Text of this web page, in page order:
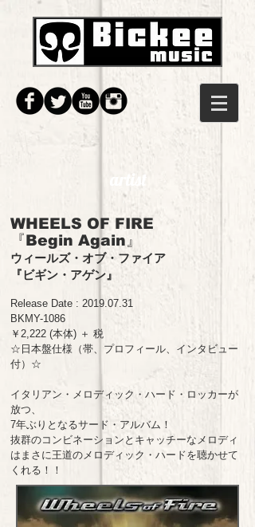
artist
WHEELS OF FIRE
『Begin Again』
ウィールズ・オブ・ファイア
『ビギン・アゲン 』
Release Date : 2019.07.31
BKMY-1086
￥2,222 (本体) ＋ 税
☆日本盤仕様（帯、プロフィール、インタビュー
付）☆
イタリアン・メロディック・ハード・ロッカーが
放つ、
7年ぶりとなるサード・アルバム！
抜群のコンビネーションとキャッチーなメロディ
はまさに王道のメロディック・ハードを聴かせて
くれる！！